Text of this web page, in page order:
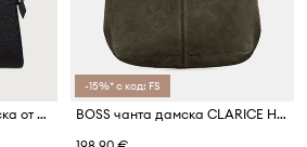
BOSS шопинг чанта дамска от имитация на кожа CLARICE TOTE
-15%* с код: FS
BOSS чанта дамска CLARICE HOBO SU